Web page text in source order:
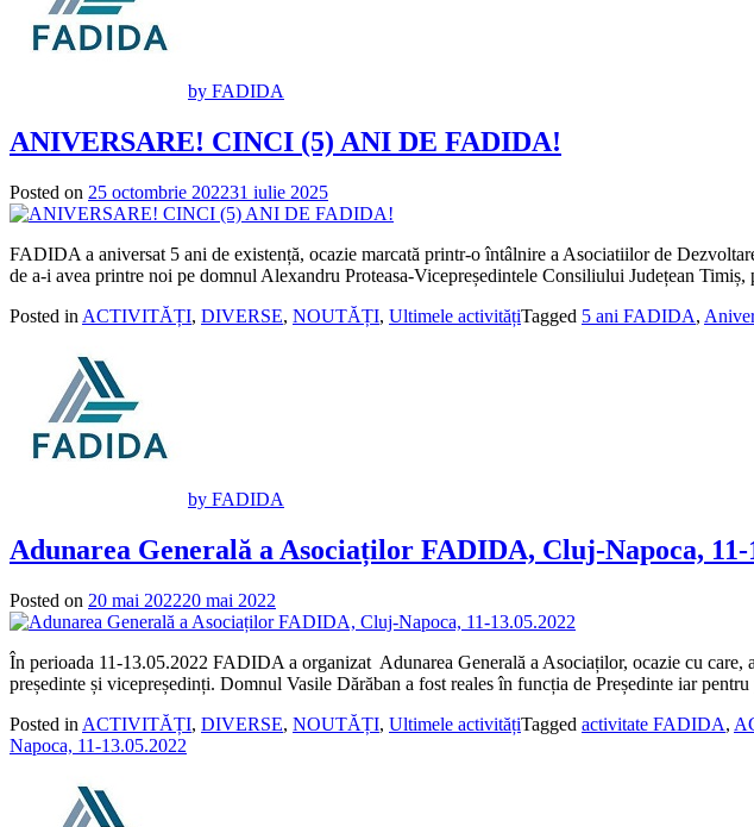
by FADIDA
ANIVERSARE! CINCI (5) ANI DE FADIDA!
Posted on 25 octombrie 202231 iulie 2025
FADIDA a aniversat 5 ani de existență, ocazie marcată printr-o întâlnire a Asociatiilor de
de a-i avea printre noi pe domnul Alexandru Proteasa-Vicepreședintele Consiliului Județean
Posted in ACTIVITĂȚI, DIVERSE, NOUTĂȚI, Ultimele activitățiTagged 5 ani FADIDA,
by FADIDA
Adunarea Generală a Asociaților FADIDA, Cluj-Napoca, 11-
Posted on 20 mai 202220 mai 2022
În perioada 11-13.05.2022 FADIDA a organizat Adunarea Generală a Asociaților, ocazie cu
președinte și vicepreședinți. Domnul Vasile Dărăban a fost reales în funcția de Președinte iar
Posted in ACTIVITĂȚI, DIVERSE, NOUTĂȚI, Ultimele activitățiTagged activitate FADIDA,
Napoca, 11-13.05.2022